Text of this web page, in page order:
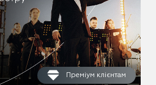
Преміум клієнтам